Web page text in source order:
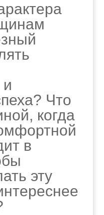
Что
когда
в
эту